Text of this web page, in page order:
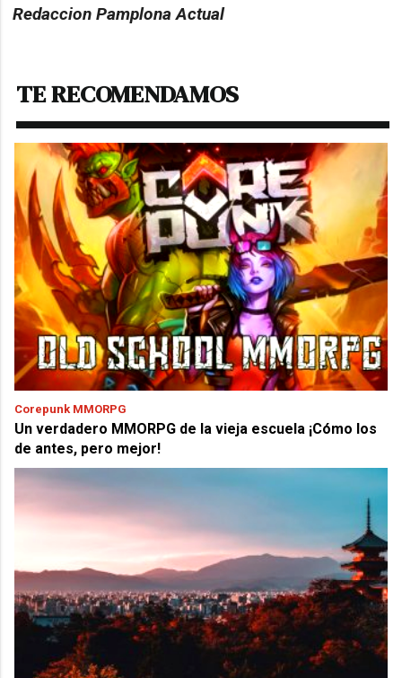
Redaccion Pamplona Actual
TE RECOMENDAMOS
Corepunk MMORPG
Un verdadero MMORPG de la vieja escuela ¡Cómo los
de antes, pero mejor!